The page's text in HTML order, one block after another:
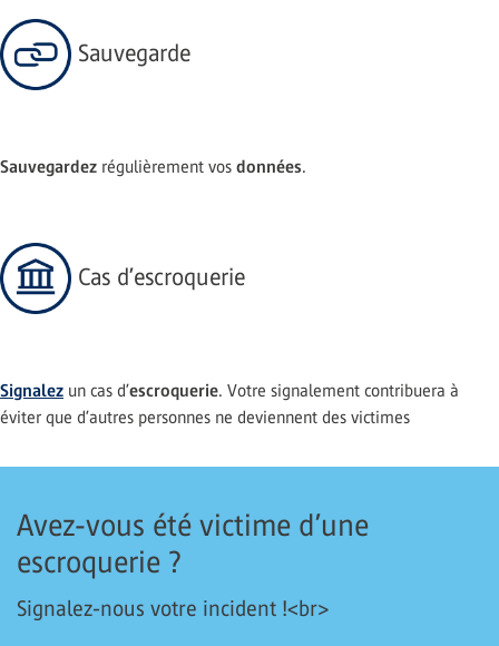
Sauvegarde
Sauvegardez régulièrement vos données.
Cas d’escroquerie
Signalez un cas d’escroquerie. Votre signalement contribuera à
éviter que d’autres personnes ne deviennent des victimes
Avez-vous été victime d’une
escroquerie ?
Signalez-nous votre incident !<br>